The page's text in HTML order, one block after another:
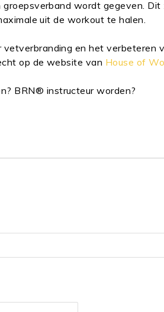
wordt gegeven.
uit de workout te halen.
vetverbranding en het verbeteren
op de website van House of
BRN® instructeurworden?